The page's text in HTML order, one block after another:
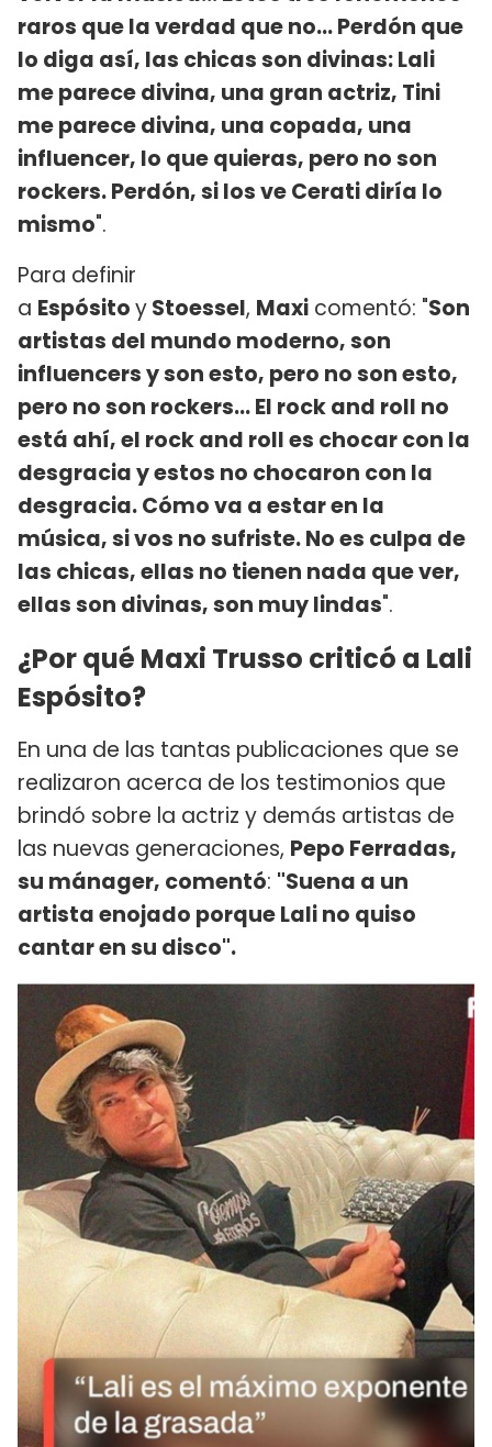
raros que la verdad que no... Perdón que
lo diga así, las chicas son divinas: Lali
me parece divina, una gran actriz, Tini
me parece divina, una copada, una
influencer, lo que quieras, pero no son
rockers. Perdón, si los ve Cerati diría lo
mismo".
Para definir
a EspósitoyStoessel, Maxi comentó: "Son
artistas del mundo moderno, son
influencers y son esto, pero no son esto,
pero no son rockers... El rock and roll no
está ahí, el rock and roll es chocar con la
desgracia y estos no chocaron con la
desgracia. Cómo va a estar en la
música, si vos no sufriste. No es culpa de
las chicas, ellas no tienen nada que ver,
ellas son divinas, son muy lindas".
¿Por qué Maxi Trusso criticó a Lali
Espósito?
En una de las tantas publicaciones que se
realizaron acerca de los testimonios que
brindó sobre la actriz y demás artistas de
las nuevas generaciones, Pepo Ferradas,
su mánager, comentó: "Suena a un
artista enojado porque Lali no quiso
cantar en su disco".